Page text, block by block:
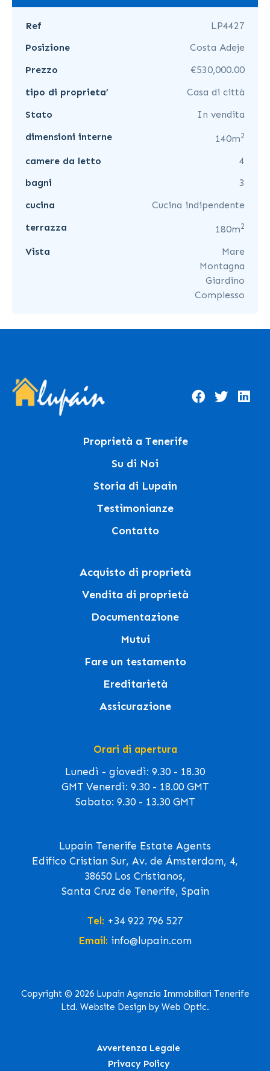
Ref
LP4427
Posizione
Costa Adeje
Prezzo
€530,000.00
tipo di proprieta’
Casa di città
Stato
In vendita
dimensioni interne
140m2
camere da letto
4
bagni
3
cucina
Cucina indipendente
terrazza
180m2
Vista
Mare
Montagna
Giardino
Complesso
Proprietà a Tenerife
Su di Noi
Storia di Lupain
Testimonianze
Contatto
Acquisto di proprietà
Vendita di proprietà
Documentazione
Mutui
Fare un testamento
Ereditarietà
Assicurazione
Orari di apertura
Lunedì - giovedì: 9.30 - 18.30
GMT Venerdì: 9.30 - 18.00 GMT
Sabato: 9.30 - 13.30 GMT
Lupain Tenerife Estate Agents
Edifico Cristian Sur, Av. de Ámsterdam, 4,
38650 Los Cristianos,
Santa Cruz de Tenerife, Spain
Tel: +34 922 796 527
Email: info@lupain.com
Copyright © 2026 Lupain Agenzia Immobiliari Tenerife
Ltd. Website Design by Web Optic.
Avvertenza Legale
Privacy Policy